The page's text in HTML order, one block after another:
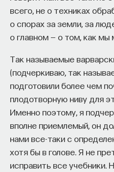
всего, не о техниках
о спорах за земли, за
о главном — о том, как мы
Так называемые
(подчеркиваю, так
подготовили более чем
плодотворную ниву для
Именно поэтому, я
вполне приемлемый, он
нами все-таки с
хотя бы в голове. Я не
исправить все